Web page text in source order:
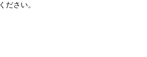
ださい。